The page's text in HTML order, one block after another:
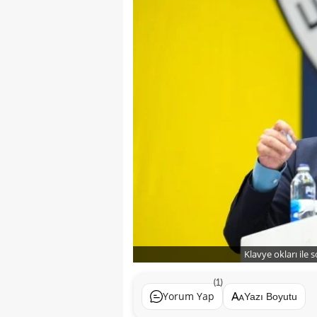
Klavye okları ile
Yorum Yap
(1)
Yazı Boyutu